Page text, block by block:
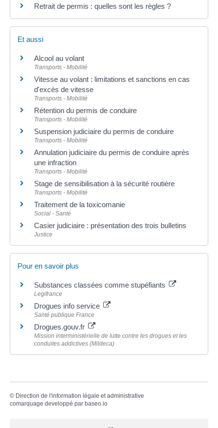
Retrait de permis : quelles sont les règles ?
Et aussi
Alcool au volant
Transports - Mobilité
Vitesse au volant : limitations et sanctions en cas
d'excès de vitesse
Transports - Mobilité
Rétention du permis de conduire
Transports - Mobilité
Suspension judiciaire du permis de conduire
Transports - Mobilité
Annulation judiciaire du permis de conduire après
une infraction
Transports - Mobilité
Stage de sensibilisation à la sécurité routière
Transports - Mobilité
Traitement de la toxicomanie
Social - Santé
Casier judiciaire : présentation des trois bulletins
Justice
Pour en savoir plus
Substances classées comme stupéfiants
Legifrance
Drogues info service
Santé publique France
Drogues.gouv.fr
Mission interministérielle de lutte contre les drogues et les
conduites addictives (Mildeca)
© Direction de l'information légale et administrative
comarquage developpé par baseo.io